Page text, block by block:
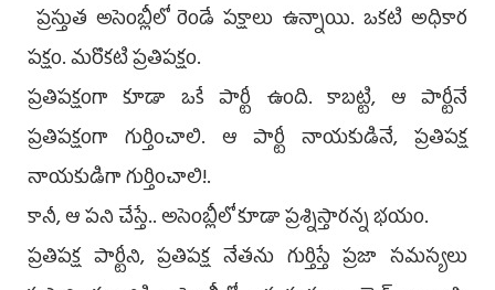
ప్రస్తుత అసెంబ్లీలో రెండే పక్షాలు ఉన్నాయి. ఒకటి అధికార
పక్షం. మరొకటి ప్రతిపక్షం.
ప్రతిపక్షంగా కూడా ఒకే పార్టీ ఉంది. కాబట్టి, ఆ పార్టీనే
ప్రతిపక్షంగా గుర్తించాలి. ఆ పార్టీ నాయకుడినే, ప్రతిపక్ష
నాయకుడిగా గుర్తించాలి!.
కానీ, ఆ పని చేస్తే.. అసెంబ్లీలో కూడా ప్రశ్నిస్తారన్న భయం.
ప్రతిపక్ష పార్టీని, ప్రతిపక్ష నేతను గుర్తిస్తే ప్రజా సమస్యలు